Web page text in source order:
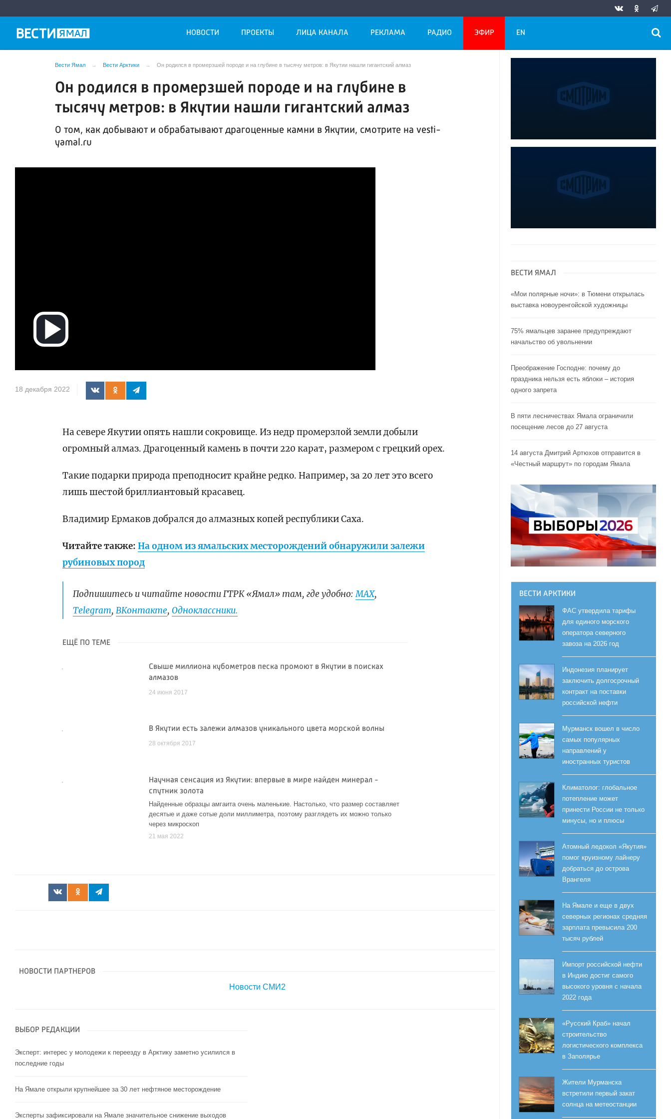
НОВОСТИ ПРОЕКТЫ ЛИЦА КАНАЛА РЕКЛАМА РАДИО ЭФИР EN
Вести Ямал Вести Арктики Он родился в промерзшей породе и на глубине в тысячу метров: в Якутии нашли гигантский алмаз
Он родился в промерзшей породе и на глубине в
тысячу метров: в Якутии нашли гигантский алмаз
О том, как добывают и обрабатывают драгоценные камни в Якутии, смотрите на vesti-
yamal.ru
Воспроизвести
видео
18 декабря 2022
На севере Якутии опять нашли сокровище. Из недр промерзлой земли добыли
огромный алмаз. Драгоценный камень в почти 220 карат, размером с грецкий орех.
Такие подарки природа преподносит крайне редко. Например, за 20 лет это всего
лишь шестой бриллиантовый красавец.
Владимир Ермаков добрался до алмазных копей республики Саха.
Читайте также:На одном из ямальских месторождений обнаружили залежи
рубиновых пород
Подпишитесь и читайте новости ГТРК «Ямал» там, где удобно:МАХ,
Telegram,ВКонтакте,Одноклассники.
ЕЩЁ ПО ТЕМЕ
Свыше миллиона кубометров песка промоют в Якутии в поисках
алмазов
24 июня 2017
В Якутии есть залежи алмазов уникального цвета морской волны
28 октября 2017
Научная сенсация из Якутии: впервые в мире найден минерал -
спутник золота
Найденные образцы амгаита очень маленькие. Настолько, что размер составляет
десятые и даже сотые доли миллиметра, поэтому разглядеть их можно только
через микроскоп
21 мая 2022
НОВОСТИ ПАРТНЕРОВ
Новости СМИ2
ВЫБОР РЕДАКЦИИ
Эксперт: интерес у молодежи к переезду в Арктику заметно усилился в
последние годы
На Ямале открыли крупнейшее за 30 лет нефтяное месторождение
Эксперты зафиксировали на Ямале значительное снижение выходов
ВЕСТИ ЯМАЛ
«Мои полярные ночи»: в Тюмени открылась
выставка новоуренгойской художницы
75% ямальцев заранее предупреждают
начальство об увольнении
Преображение Господне: почему до
праздника нельзя есть яблоки – история
одного запрета
В пяти лесничествах Ямала ограничили
посещение лесов до 27 августа
14 августа Дмитрий Артюхов отправится в
«Честный маршрут» по городам Ямала
ВЕСТИ АРКТИКИ
ФАС утвердила тарифы
для единого морского
оператора северного
завоза на 2026 год
Индонезия планирует
заключить долгосрочный
контракт на поставки
российской нефти
Мурманск вошел в число
самых популярных
направлений у
иностранных туристов
Климатолог: глобальное
потепление может
принести России не только
минусы, но и плюсы
Атомный ледокол «Якутия»
помог круизному лайнеру
добраться до острова
Врангеля
На Ямале и еще в двух
северных регионах средняя
зарплата превысила 200
тысяч рублей
Импорт российской нефти
в Индию достиг самого
высокого уровня с начала
2022 года
«Русский Краб» начал
строительство
логистического комплекса
в Заполярье
Жители Мурманска
встретили первый закат
солнца на метеостанции